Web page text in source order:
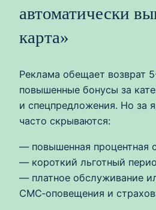
автоматически
карта»
Реклама обещает возврат
повышенные бонусы за
и спецпредложения. Но за
часто скрываются:
— повышенная процентная
— короткий льготный
— платное обслуживание
СМС‑оповещения и